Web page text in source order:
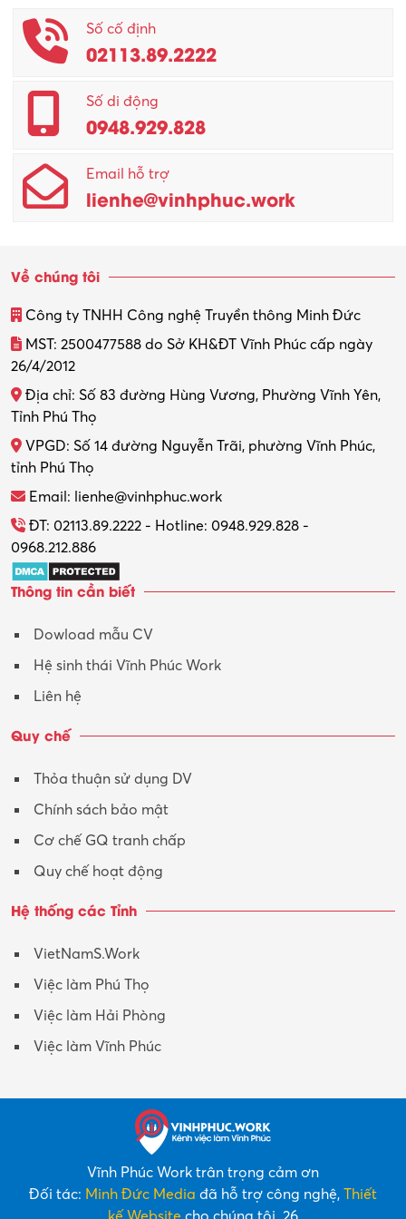
Phục vụ khác
Promotion Girl (PG)
Quản lý – Giám đốc
Quản lý chất lượng – QC
Quản lý sản xuất
Quản trị kinh doanh
Thiết kế nội thất
Thợ máy – Ô tô – Xe máy
Thực tập
Tổ chức sự kiện – Quà tặng
Trợ lý
Tư vấn
Tư vấn – Kiến trúc
Y tế-Dược
Số cố định
02113.89.2222
Số di động
0948.929.828
Email hỗ trợ
lienhe@vinhphuc.work
Về chúng tôi
Công ty TNHH Công nghệ Truyền thông Minh Đức
MST: 2500477588 do Sở KH&ĐT Vĩnh Phúc cấp ngày
26/4/2012
Địa chỉ: Số 83 đường Hùng Vương, Phường Vĩnh Yên,
Tỉnh Phú Thọ
VPGD: Số 14 đường Nguyễn Trãi, phường Vĩnh Phúc,
tỉnh Phú Thọ
Email: lienhe@vinhphuc.work
ĐT: 02113.89.2222 - Hotline: 0948.929.828 -
0968.212.886
Thông tin cần biết
Dowload mẫu CV
Hệ sinh thái Vĩnh Phúc Work
Liên hệ
Quy chế
Thỏa thuận sử dụng DV
Chính sách bảo mật
Cơ chế GQ tranh chấp
Quy chế hoạt động
Hệ thống các Tỉnh
VietNamS.Work
Việc làm Phú Thọ
Việc làm Hải Phòng
Việc làm Vĩnh Phúc
Vĩnh Phúc Work trân trọng cảm ơn
Đối tác: Minh Đức Media đã hỗ trợ công nghệ, Thiết